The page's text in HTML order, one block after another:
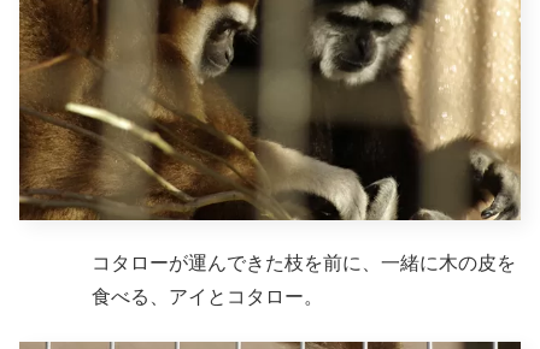
コタローが運んできた枝を前に、一緒に木の皮を
食べる、アイとコタロー。